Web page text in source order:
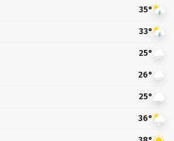
35°
33°
25°
26°
25°
36°